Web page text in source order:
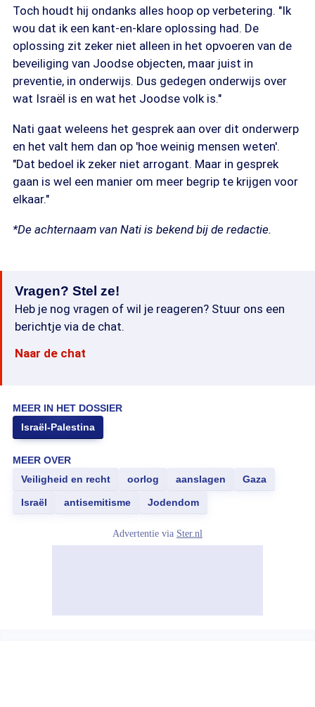
Toch houdt hij ondanks alles hoop op verbetering. "Ik
wou dat ik een kant-en-klare oplossing had. De
oplossing zit zeker niet alleen in het opvoeren van de
beveiliging van Joodse objecten, maar juist in
preventie, in onderwijs. Dus gedegen onderwijs over
wat Israël is en wat het Joodse volk is."
Nati gaat weleens het gesprek aan over dit onderwerp
en het valt hem dan op 'hoe weinig mensen weten'.
"Dat bedoel ik zeker niet arrogant. Maar in gesprek
gaan is wel een manier om meer begrip te krijgen voor
elkaar."
*De achternaam van Nati is bekend bij de redactie.
Vragen? Stel ze!
Heb je nog vragen of wil je reageren? Stuur ons een
berichtje via de chat.
Naar de chat
MEER IN HET DOSSIER
Israël-Palestina
MEER OVER
Veiligheid en recht
oorlog aanslagen Gaza
Israël antisemitisme Jodendom
Advertentie via Ster.nl